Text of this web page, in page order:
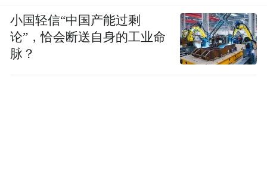
小国轻信“中国产能过剩
论”，恰会断送自身的工业命
脉？